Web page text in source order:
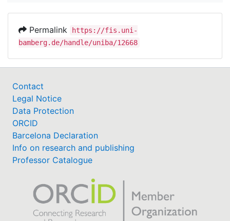
Permalink
https://fis.uni-
bamberg.de/handle/uniba/12668
Contact
Legal Notice
Data Protection
ORCID
Barcelona Declaration
Info on research and publishing
Professor Catalogue